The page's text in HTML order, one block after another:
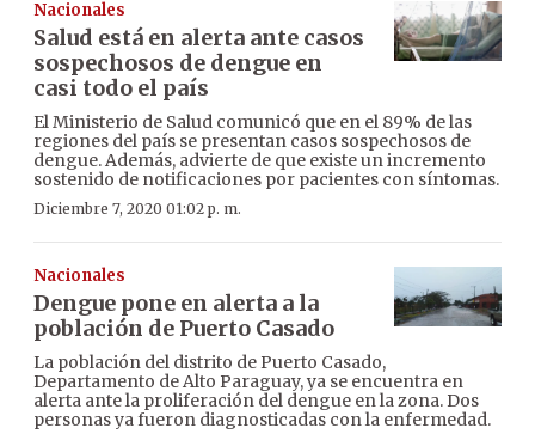
Nacionales
Salud está en alerta ante casos
sospechosos de dengue en
casi todo el país
El Ministerio de Salud comunicó que en el 89% de las
regiones del país se presentan casos sospechosos de
dengue. Además, advierte de que existe un incremento
sostenido de notificaciones por pacientes con síntomas.
Diciembre 7, 2020 01:02 p. m.
Nacionales
Dengue pone en alerta a la
población de Puerto Casado
La población del distrito de Puerto Casado,
Departamento de Alto Paraguay, ya se encuentra en
alerta ante la proliferación del dengue en la zona. Dos
personas ya fueron diagnosticadas con la enfermedad.